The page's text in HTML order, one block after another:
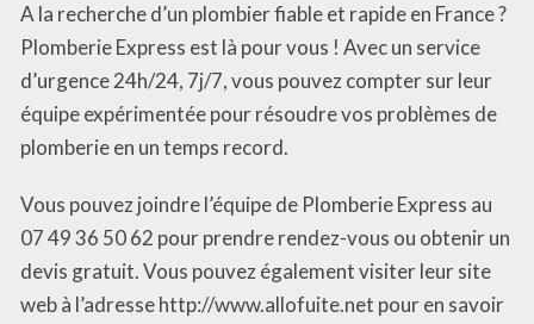
A la recherche d’un plombier fiable et rapide en France ?
Plomberie Express est là pour vous ! Avec un service
d’urgence 24h/24, 7j/7, vous pouvez compter sur leur
équipe expérimentée pour résoudre vos problèmes de
plomberie en un temps record.
Vous pouvez joindre l’équipe de Plomberie Express au
07 49 36 50 62 pour prendre rendez-vous ou obtenir un
devis gratuit. Vous pouvez également visiter leur site
web à l’adresse http://www.allofuite.net pour en savoir